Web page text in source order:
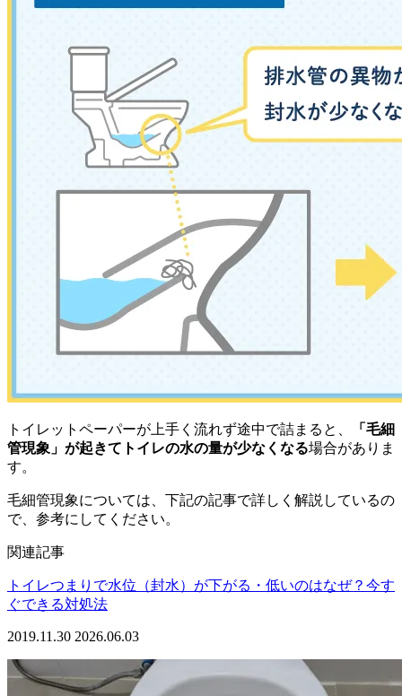
トイレットペーパーが上手く流れず途中で詰まると、
「毛細
管現象」が起きてトイレの水の量が少なくなる場合がありま
す。
毛細管現象については、下記の記事で詳しく解説しているの
で、参考にしてください。
関連記事
トイレつまりで水位（封水）が下がる・低いのはなぜ？今す
ぐできる対処法
2019.11.30 2026.06.03